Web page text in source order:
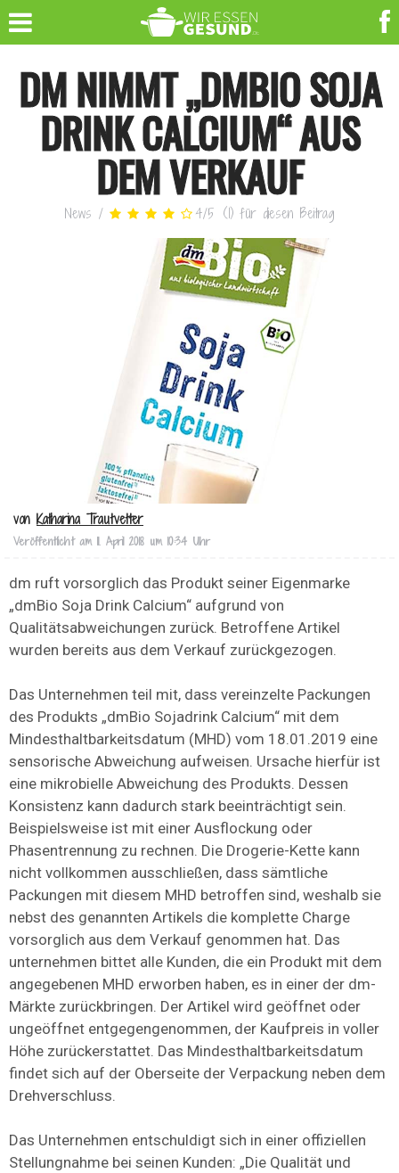
DM NIMMT „DMBIO SOJA
DRINK CALCIUM“ AUS
DEM VERKAUF
News / 4/5 (1) für diesen Beitrag
von Katharina Trautvetter
Veröffentlicht am 11. April 2018 um 10:34 Uhr
dm ruft vorsorglich das Produkt seiner Eigenmarke
„dmBio Soja Drink Calcium“ aufgrund von
Qualitätsabweichungen zurück. Betroffene Artikel
wurden bereits aus dem Verkauf zurückgezogen.
Das Unternehmen teil mit, dass vereinzelte Packungen
des Produkts „dmBio Sojadrink Calcium“ mit dem
Mindesthaltbarkeitsdatum (MHD) vom 18.01.2019 eine
sensorische Abweichung aufweisen. Ursache hierfür ist
eine mikrobielle Abweichung des Produkts. Dessen
Konsistenz kann dadurch stark beeinträchtigt sein.
Beispielsweise ist mit einer Ausflockung oder
Phasentrennung zu rechnen. Die Drogerie-Kette kann
nicht vollkommen ausschließen, dass sämtliche
Packungen mit diesem MHD betroffen sind, weshalb sie
nebst des genannten Artikels die komplette Charge
vorsorglich aus dem Verkauf genommen hat. Das
unternehmen bittet alle Kunden, die ein Produkt mit dem
angegebenen MHD erworben haben, es in einer der dm-
Märkte zurückbringen. Der Artikel wird geöffnet oder
ungeöffnet entgegengenommen, der Kaufpreis in voller
Höhe zurückerstattet. Das Mindesthaltbarkeitsdatum
findet sich auf der Oberseite der Verpackung neben dem
Drehverschluss.
Das Unternehmen entschuldigt sich in einer offiziellen
Stellungnahme bei seinen Kunden: „Die Qualität und